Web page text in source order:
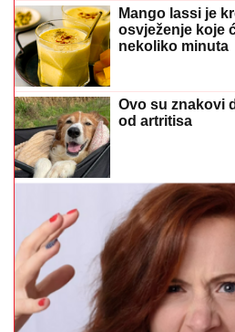
Mango lassi je
osvježenje koje
nekoliko minuta
Ovo su znakovi
od artritisa